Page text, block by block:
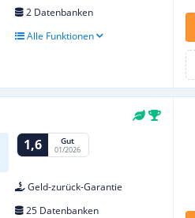
2 Datenbanken
Alle Funktionen
1,6 Gut
01/2026
Geld-zurück-Garantie
25 Datenbanken